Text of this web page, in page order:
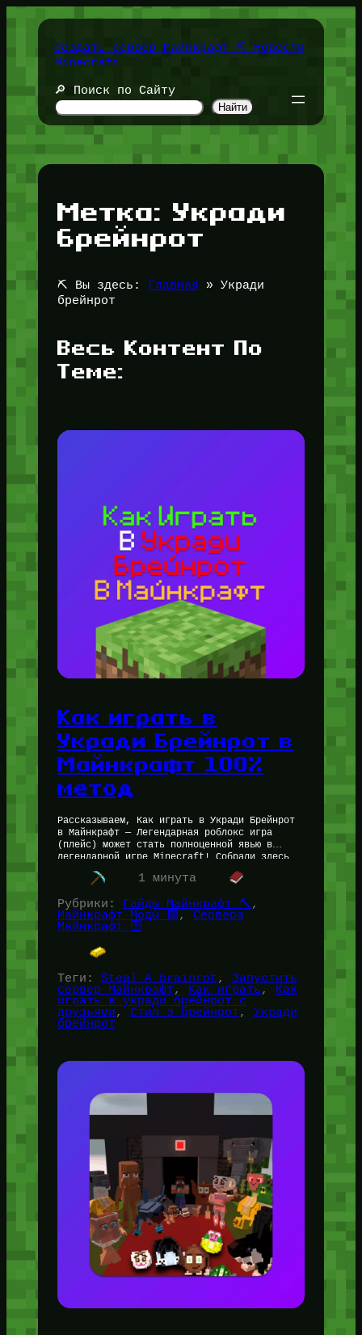
содержимомуСоздать сервер Майнкрафт ⛏️ Новости
Minecraft
🔎 Поиск по Сайту
Найти
Метка: Укради
брейнрот
⛏️ Вы здесь: Главная » Укради
брейнрот
Весь Контент По
Теме:
Как играть в
Укради Брейнрот в
Майнкрафт 100%
метод
Рассказываем, Как играть в Укради Брейнрот
в Майнкрафт — Легендарная роблокс игра
(плейс) может стать полноценной явью в
легендарной игре Minecraft! Собрали здесь
полноценный набор ресурсов и способов, как
можно…
1 минута
Рубрики: Гайды Майнкрафт 🔨
Майнкрафт Моды 🟩, Сервера
Майнкрафт 🛜
Теги: Steal A brainrot, Запустить
сервер Майнкрафт, Как играть,
Как
играть в укради брейнрот с
друзьями, Стил э брейнрот, Укради
брейнрот